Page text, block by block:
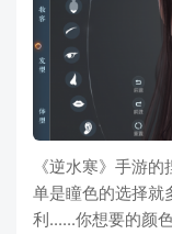
《逆水寒》手游
单是瞳色的选择就
利......你想要的颜